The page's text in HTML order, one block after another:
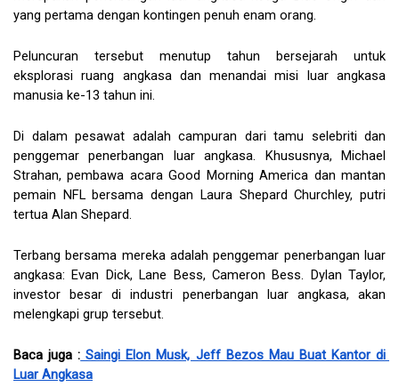
yang pertama dengan kontingen penuh enam orang.
Peluncuran tersebut menutup tahun bersejarah untuk
eksplorasi ruang angkasa dan menandai misi luar angkasa
manusia ke-13 tahun ini.
Di dalam pesawat adalah campuran dari tamu selebriti dan
penggemar penerbangan luar angkasa. Khususnya, Michael
Strahan, pembawa acara Good Morning America dan mantan
pemain NFL bersama dengan Laura Shepard Churchley, putri
tertua Alan Shepard.
Terbang bersama mereka adalah penggemar penerbangan luar
angkasa: Evan Dick, Lane Bess, Cameron Bess. Dylan Taylor,
investor besar di industri penerbangan luar angkasa, akan
melengkapi grup tersebut.
Baca juga : Saingi Elon Musk, Jeff Bezos Mau Buat Kantor di
Luar Angkasa